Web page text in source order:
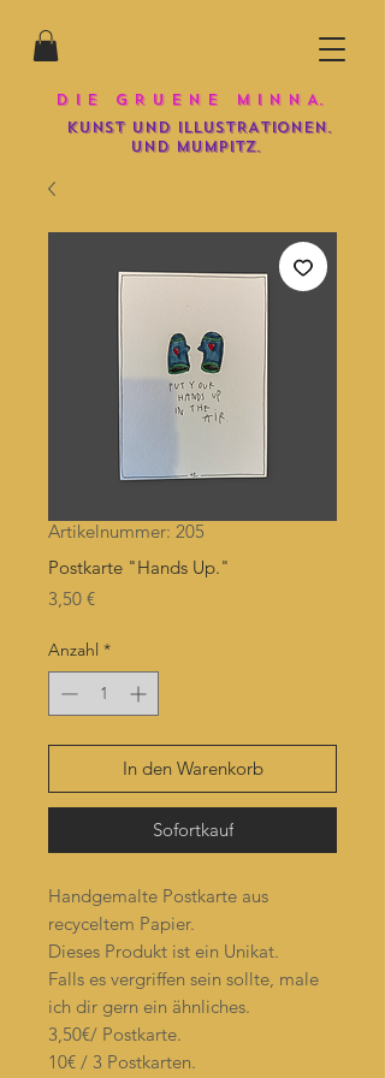
D I E G R U E N E M I N N A.
KUNST UND iLLUSTRATIONEN.
und mumpitz.
Artikelnummer: 205
Postkarte "Hands Up."
3,50 €Preis
Anzahl *
In den Warenkorb
Sofortkauf
Handgemalte Postkarte aus
recyceltem Papier.
Dieses Produkt ist ein Unikat.
Falls es vergriffen sein sollte, male
ich dir gern ein ähnliches.
3,50€/ Postkarte.
10€ / 3 Postkarten.